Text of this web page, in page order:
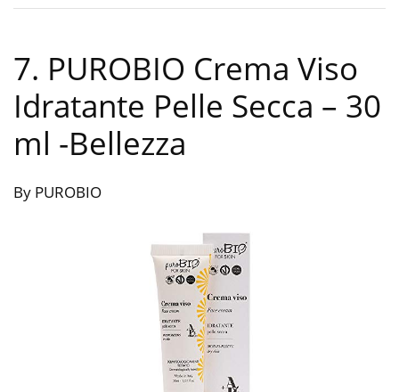
7. PUROBIO Crema Viso
Idratante Pelle Secca – 30
ml -Bellezza
By PUROBIO